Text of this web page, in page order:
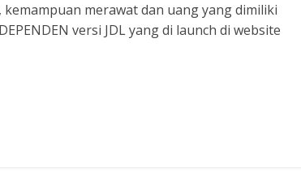
merawat dan uang yang dimiliki
versi JDL yang di launch di website